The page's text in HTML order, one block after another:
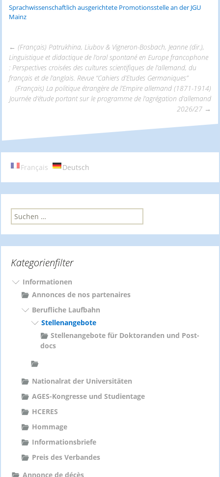
Sprachwissenschaftlich ausgerichtete Promotionsstelle an der JGU
Mainz
Beitrags-
Navigation
← (Français) Patrukhina, Liubov & Vigneron-Bosbach, Jeanne (dir.),
Linguistique et didactique de l’oral spontané en Europe francophone
: Perspectives croisées des cultures scientifiques de l’allemand, du
français et de l’anglais. Revue “Cahiers d’Etudes Germaniques”
(Français) La politique étrangère de l’Empire allemand (1871-1914)
Journée d’étude portant sur le programme de l’agrégation d’allemand
2026/27 →
Français Deutsch
S
u
n
a
Kategorienfilter
Informationen
Annonces de nos partenaires
Berufliche Laufbahn
Stellenangebote
Stellenangebote für Doktoranden und Post-
docs
Nationalrat der Universitäten
AGES-Kongresse und Studientage
HCERES
Hommage
Informationsbriefe
Preis des Verbandes
Annonce de décès